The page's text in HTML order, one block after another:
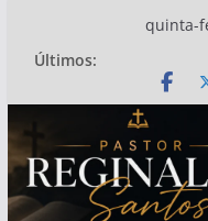
conteúdo
quinta-
Últimos: